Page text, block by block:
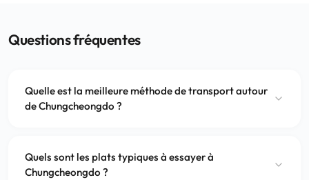
Questions fréquentes
Quelle est la meilleure méthode de transport autour
de Chungcheongdo ?
Quels sont les plats typiques à essayer à
Chungcheongdo ?